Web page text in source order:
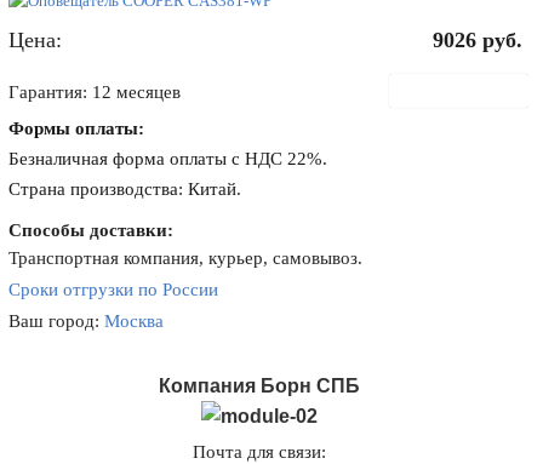
Цена: 9026 руб.
Гарантия: 12 месяцев
Формы оплаты:
Безналичная форма оплаты с НДС 22%.
Страна производства: Китай.
Способы доставки:
Транспортная компания, курьер, самовывоз.
Сроки отгрузки по России
Ваш город:Москва
Компания Борн СПБ
Почта для связи: